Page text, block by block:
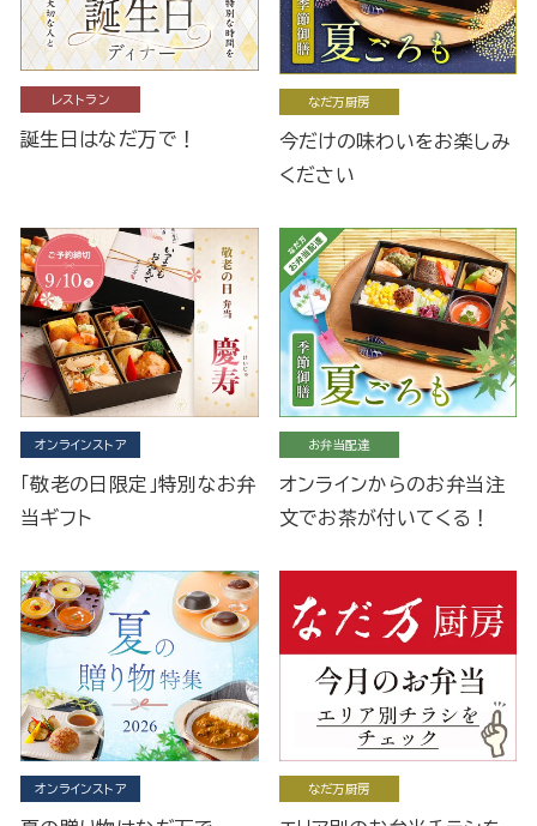
レストラン
誕生日はなだ万で！
なだ万厨房
今だけの味わいをお楽しみ
ください
オンラインストア
「敬老の日限定」特別なお弁
当ギフト
お弁当配達
オンラインからのお弁当注
文でお茶が付いてくる！
オンラインストア なだ万厨房